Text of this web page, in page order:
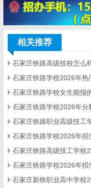
相关推荐
石家庄铁路高级技校怎么
石家庄铁路学校2026年热
石家庄铁路学校女生能报
石家庄铁路学校2026年分
石家庄铁路职业高级技工
石家庄铁路学校2026年招
石家庄铁路高级技工学校
石家庄铁路学校2026年招
石家庄新铁职业高中学校